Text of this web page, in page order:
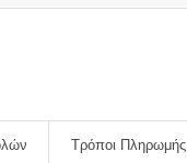
Τρόποι Πληρωμής